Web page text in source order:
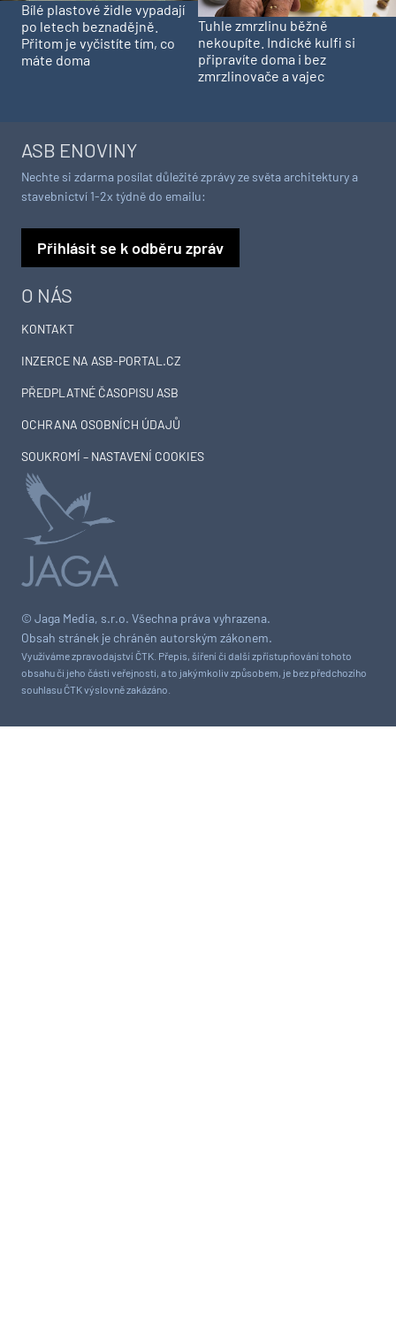
Bílé plastové židle vypadají
po letech beznadějně.
Přitom je vyčistíte tím, co
máte doma
Tuhle zmrzlinu běžně
nekoupíte. Indické kulfi si
připravíte doma i bez
zmrzlinovače a vajec
© Jaga Media, s.r.o. Všechna práva vyhrazena.
Obsah stránek je chráněn autorským zákonem.
Využíváme zpravodajství ČTK. Přepis, šíření či další zpřístupňování tohoto
obsahu či jeho části veřejnosti, a to jakýmkoliv způsobem, je bez předchozího
souhlasu ČTK výslovně zakázáno.
O NÁS
KONTAKT
INZERCE NA ASB-PORTAL.CZ
PŘEDPLATNÉ ČASOPISU ASB
OCHRANA OSOBNÍCH ÚDAJŮ
SOUKROMÍ – NASTAVENÍ COOKIES
ASB ENOVINY
Nechte si zdarma posílat důležité zprávy ze světa architektury a
stavebnictví 1-2x týdně do emailu:
Přihlásit se k odběru zpráv